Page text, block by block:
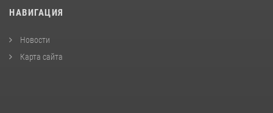
НАВИГАЦИЯ
Новости
Карта сайта